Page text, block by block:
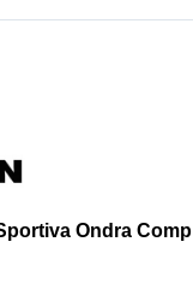
Ondra Comp